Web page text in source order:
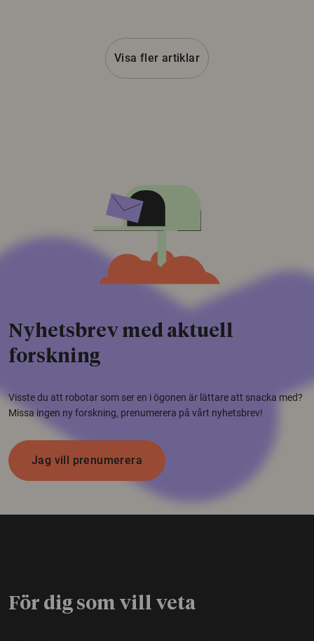
Visa fler artiklar
Nyhetsbrev med aktuell
forskning
Visste du att robotar som ser en i ögonen är lättare att snacka med?
Missa ingen ny forskning, prenumerera på vårt nyhetsbrev!
Jag vill prenumerera
För dig som vill veta